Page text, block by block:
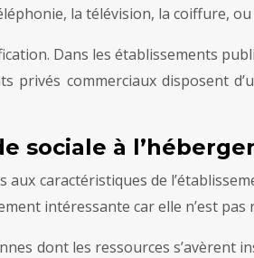
la télévision, la coiffure,
Dans les établissements
privés commerciaux disposent
sociale à
aux caractéristiques de
intéressante car elle n’est pas
dont les ressources s’avèrent